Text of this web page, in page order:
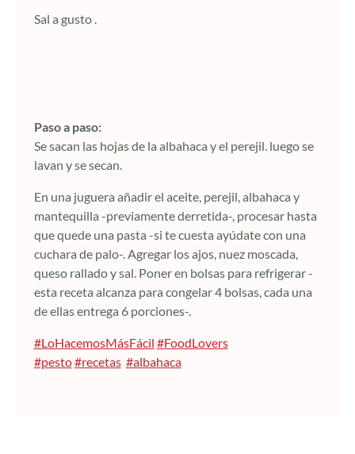
Sal a gusto .
Paso a paso:
Se sacan las hojas de la albahaca y el perejil. luego se
lavan y se secan.
En una juguera añadir el aceite, perejil, albahaca y
mantequilla -previamente derretida-, procesar hasta
que quede una pasta -si te cuesta ayúdate con una
cuchara de palo-. Agregar los ajos, nuez moscada,
queso rallado y sal. Poner en bolsas para refrigerar -
esta receta alcanza para congelar 4 bolsas, cada una
de ellas entrega 6 porciones-.
#LoHacemosMásFácil #FoodLovers
#pesto#recetas #albahaca